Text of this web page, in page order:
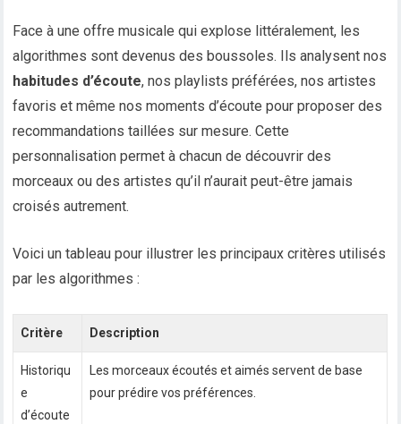
Face à une offre musicale qui explose littéralement, les
algorithmes sont devenus des boussoles. Ils analysent nos
habitudes d’écoute, nos playlists préférées, nos artistes
favoris et même nos moments d’écoute pour proposer des
recommandations taillées sur mesure. Cette
personnalisation permet à chacun de découvrir des
morceaux ou des artistes qu’il n’aurait peut-être jamais
croisés autrement.
Voici un tableau pour illustrer les principaux critères utilisés
par les algorithmes :
Critère Description
Historiqu
e
d’écoute
Les morceaux écoutés et aimés servent de base
pour prédire vos préférences.